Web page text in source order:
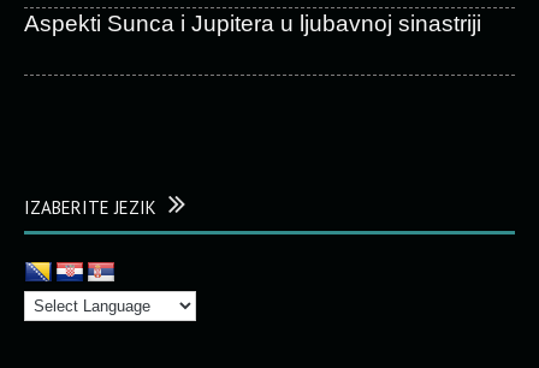
Aspekti Sunca i Jupitera u ljubavnoj sinastriji
IZABERITE JEZIK